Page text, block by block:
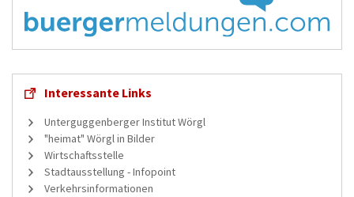
Interessante Links
Unterguggenberger Institut Wörgl
"heimat" Wörgl in Bilder
Wirtschaftsstelle
Stadtausstellung - Infopoint
Verkehrsinformationen